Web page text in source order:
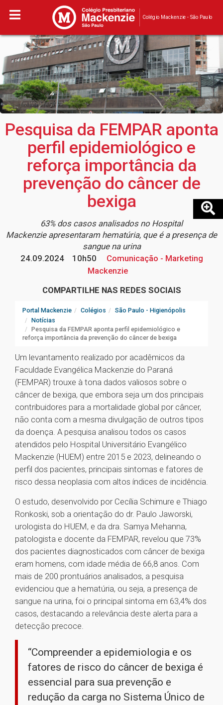
Colégio Mackenzie - São Paulo
Pesquisa da FEMPAR aponta
perfil epidemiológico e
reforça importância da
prevenção do câncer de
bexiga
63% dos casos analisados no Hospital
Mackenzie apresentaram hematúria, que é a presença de
sangue na urina
24.09.2024
10h50
Comunicação - Marketing
Mackenzie
COMPARTILHE NAS REDES SOCIAIS
Portal Mackenzie Colégios
São Paulo - Higienópolis
Notícias
Pesquisa da FEMPAR aponta perfil epidemiológico e
reforça importância da prevenção do câncer de bexiga
Um levantamento realizado por acadêmicos da
Faculdade Evangélica Mackenzie do Paraná
(FEMPAR) trouxe à tona dados valiosos sobre o
câncer de bexiga, que embora seja um dos principais
contribuidores para a mortalidade global por câncer,
não conta com a mesma divulgação de outros tipos
da doença. A pesquisa analisou todos os casos
atendidos pelo Hospital Universitário Evangélico
Mackenzie (HUEM) entre 2015 e 2023, delineando o
perfil dos pacientes, principais sintomas e fatores de
risco dessa neoplasia com altos índices de incidência.
O estudo, desenvolvido por Cecília Schimure e Thiago
Ronkoski, sob a orientação do dr. Paulo Jaworski,
urologista do HUEM, e da dra. Samya Mehanna,
patologista e docente da FEMPAR, revelou que 73%
dos pacientes diagnosticados com câncer de bexiga
eram homens, com idade média de 66,8 anos. Com
mais de 200 prontuários analisados, a pesquisa
evidenciou que a hematúria, ou seja, a presença de
sangue na urina, foi o principal sintoma em 63,4% dos
casos, destacando a relevância deste alerta para a
detecção precoce.
“Compreender a epidemiologia e os
fatores de risco do câncer de bexiga é
essencial para sua prevenção e
redução da carga no Sistema Único de